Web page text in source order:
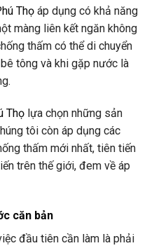
Thọ áp dụng có khả năng
màng liên kết ngăn không
thấm có thể di chuyển
tông và khi gặp nước là
Thọ lựa chọn những sản
tôi còn áp dụng các
thấm mới nhất, tiên tiến
trên thế giới, đem về áp
căn bản
đầu tiên cần làm là phải